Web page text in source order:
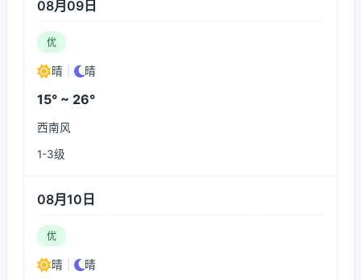
08月09日
优
晴 晴
15° ~ 26°
西南风
1-3级
08月10日
优
晴 晴